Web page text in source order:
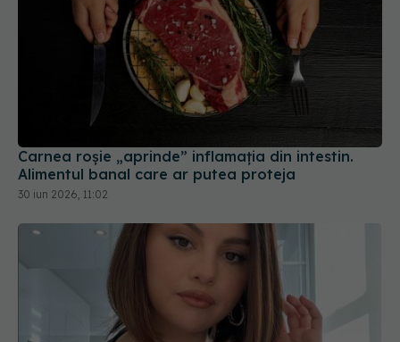
Carnea roșie „aprinde” inflamația din intestin.
Alimentul banal care ar putea proteja
30 iun 2026, 11:02